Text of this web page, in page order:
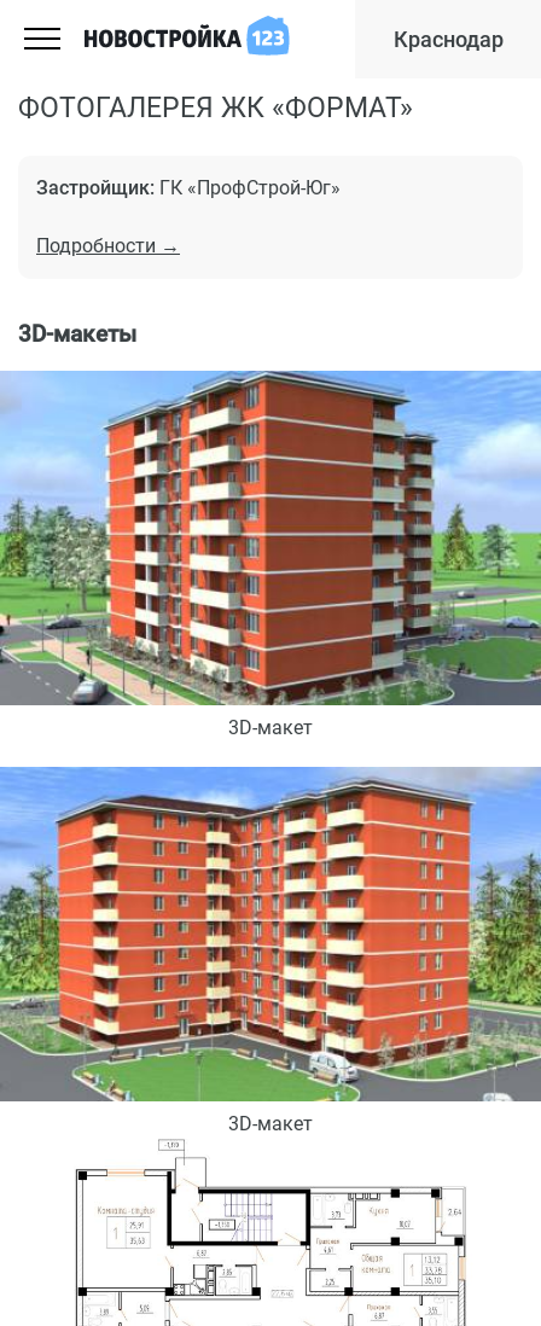
Краснодар
ФОТОГАЛЕРЕЯ ЖК «ФОРМАТ»
Застройщик: ГК «ПрофСтрой-Юг»
Подробности →
3D-макеты
3D-макет
3D-макет